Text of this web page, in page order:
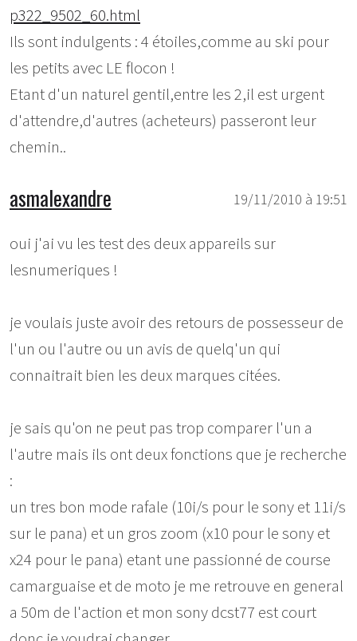
p322_9502_60.html
Ils sont indulgents : 4 étoiles,comme au ski pour
les petits avec LE flocon !
Etant d'un naturel gentil,entre les 2,il est urgent
d'attendre,d'autres (acheteurs) passeront leur
chemin..
19/11/2010 à 19:51
asmalexandre
oui j'ai vu les test des deux appareils sur
lesnumeriques !
je voulais juste avoir des retours de possesseur de
l'un ou l'autre ou un avis de quelq'un qui
connaitrait bien les deux marques citées.
je sais qu'on ne peut pas trop comparer l'un a
l'autre mais ils ont deux fonctions que je recherche
:
un tres bon mode rafale (10i/s pour le sony et 11i/s
sur le pana) et un gros zoom (x10 pour le sony et
x24 pour le pana) etant une passionné de course
camarguaise et de moto je me retrouve en general
a 50m de l'action et mon sony dcst77 est court